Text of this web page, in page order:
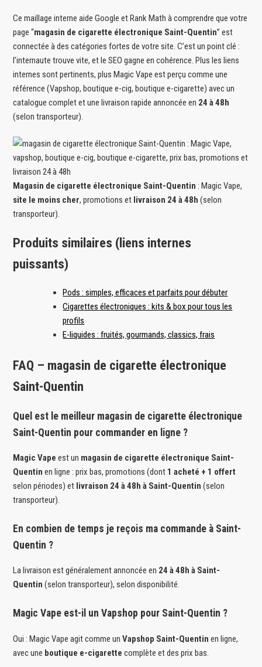
Ce maillage interne aide Google et Rank Math à comprendre que votre
page “magasin de cigarette électronique Saint-Quentin” est
connectée à des catégories fortes de votre site. C’est un point clé :
l’internaute trouve vite, et le SEO gagne en cohérence. Plus les liens
internes sont pertinents, plus Magic Vape est perçu comme une
référence (Vapshop, boutique e-cig, boutique e-cigarette) avec un
catalogue complet et une livraison rapide annoncée en 24 à 48h
(selon transporteur).
Magasin de cigarette électronique Saint-Quentin : Magic Vape,
site le moins cher, promotions et livraison 24 à 48h (selon
transporteur).
Produits similaires (liens internes
puissants)
Pods : simples, efficaces et parfaits pour débuter
Cigarettes électroniques : kits & box pour tous les
profils
E-liquides : fruités, gourmands, classics, frais
FAQ – magasin de cigarette électronique
Saint-Quentin
Quel est le meilleur magasin de cigarette électronique
Saint-Quentin pour commander en ligne ?
Magic Vape est un magasin de cigarette électronique Saint-
Quentin en ligne : prix bas, promotions (dont 1 acheté + 1 offert
selon périodes) et livraison 24 à 48h à Saint-Quentin (selon
transporteur).
En combien de temps je reçois ma commande à Saint-
Quentin ?
La livraison est généralement annoncée en 24 à 48h à Saint-
Quentin (selon transporteur), selon disponibilité.
Magic Vape est-il un Vapshop pour Saint-Quentin ?
Oui : Magic Vape agit comme unVapshop Saint-Quentin en ligne,
avec une boutique e-cigarette complète et des prix bas.